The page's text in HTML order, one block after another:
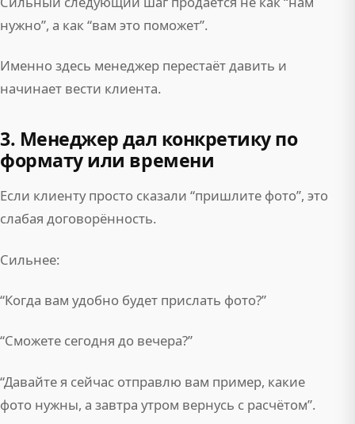
нужно”, а как “вам это поможет”.
Именно здесь менеджер перестаёт давить и
начинает вести клиента.
3. Менеджер дал конкретику по
формату или времени
Если клиенту просто сказали “пришлите фото”, это
слабая договорённость.
Сильнее:
“Когда вам удобно будет прислать фото?”
“Сможете сегодня до вечера?”
“Давайте я сейчас отправлю вам пример, какие
фото нужны, а завтра утром вернусь с расчётом”.